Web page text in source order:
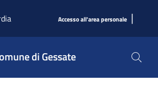
Accesso all'area personale |
di Gessate